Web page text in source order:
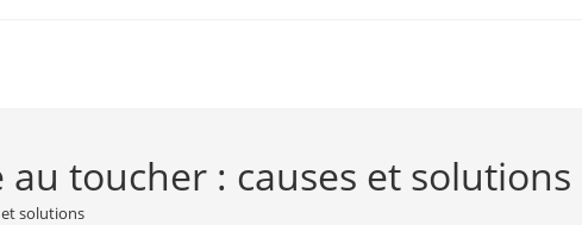
toucher : causes et solutions
solutions